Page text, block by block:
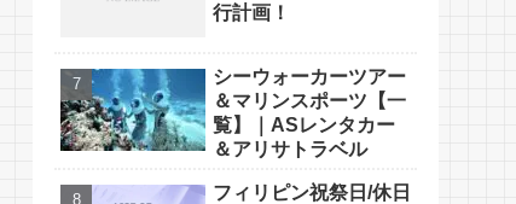
行計画！
シーウォーカーツアー
＆マリンスポーツ【一
覧】｜ASレンタカー
＆アリサトラベル
フィリピン祝祭日/休日